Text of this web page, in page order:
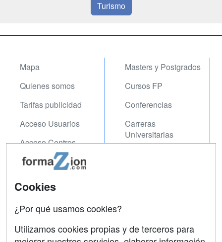
Turismo
Mapa
Quienes somos
Tarifas publicidad
Acceso Usuarios
Acceso Centros
Masters y Postgrados
Cursos FP
Conferencias
Carreras
Universitarias
Contactar
Cookies
¿Por qué usamos cookies?
Utilizamos cookies propias y de terceros para